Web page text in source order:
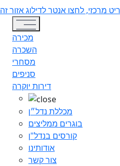
מרכזי, לחצו אנטר לדילוג אזור זה
Toggle navigation
מכירה
השכרה
מסחרי
סניפים
דירות יוקרה
מכללת נדל״ן
בוגרים ממליצים
קורסים בנדל"ן
אודותינו
צור קשר